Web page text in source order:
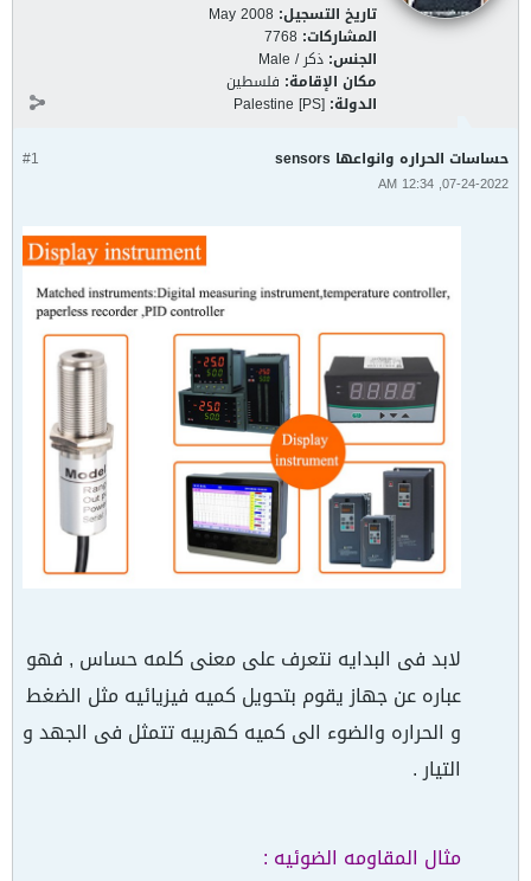
تاريخ التسجيل: May 2008
المشاركات: 7768
الجنس: ذكر / Male
مكان الإقامة: فلسطين
الدولة: Palestine [PS]
#1 حساسات الحراره وانواعها sensors
07-24-2022, 12:34 AM
لابد فى البدايه نتعرف على معنى كلمه حساس , فهو
عباره عن جهاز يقوم بتحويل كميه فيزيائيه مثل الضغط
و الحراره والضوء الى كميه كهربيه تتمثل فى الجهد و
التيار .
مثال المقاومه الضوئيه :